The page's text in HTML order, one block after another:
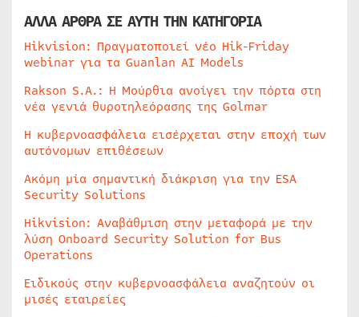
ΑΛΛΑ ΑΡΘΡΑ ΣΕ ΑΥΤΗ ΤΗΝ ΚΑΤΗΓΟΡΙΑ
Hikvision: Πραγματοποιεί νέο Hik-Friday
webinar για τα Guanlan AI Models
Rakson S.A.: Η Μούρθια ανοίγει την πόρτα στη
νέα γενιά θυροτηλεόρασης της Golmar
Η κυβερνοασφάλεια εισέρχεται στην εποχή των
αυτόνομων επιθέσεων
Ακόμη μία σημαντική διάκριση για την ESA
Security Solutions
Hikvision: Αναβάθμιση στην μεταφορά με την
λύση Onboard Security Solution for Bus
Operations
Ειδικούς στην κυβερνοασφάλεια αναζητούν οι
μισές εταιρείες